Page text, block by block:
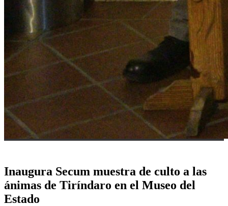
Inaugura Secum muestra de culto a las
ánimas de Tiríndaro en el Museo del
Estado